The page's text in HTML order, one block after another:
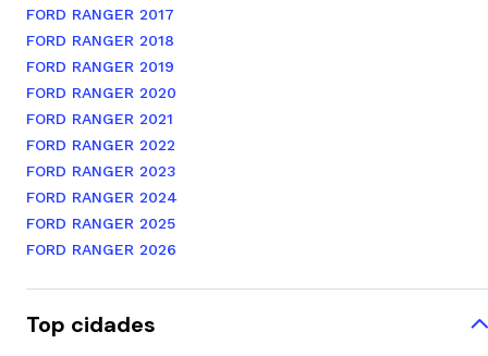
FORD RANGER 2017
FORD RANGER 2018
FORD RANGER 2019
FORD RANGER 2020
FORD RANGER 2021
FORD RANGER 2022
FORD RANGER 2023
FORD RANGER 2024
FORD RANGER 2025
FORD RANGER 2026
Top cidades